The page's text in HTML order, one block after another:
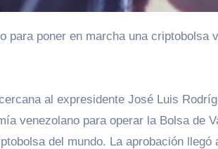
al expresidente José Luis
venezolano para operar la Bolsa de
del mundo. La aprobación llegó